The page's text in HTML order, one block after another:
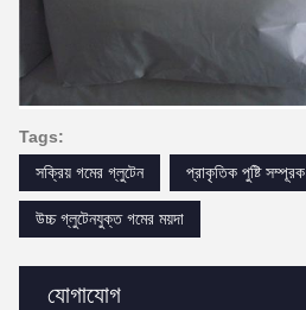
যোগাযোগ
Tags:
সক্রিয় গমের গ্লুটেন
প্রাকৃতিক পুষ্টি সম্পূরক
উচ্চ গ্লুটেনযুক্ত গমের ময়দা